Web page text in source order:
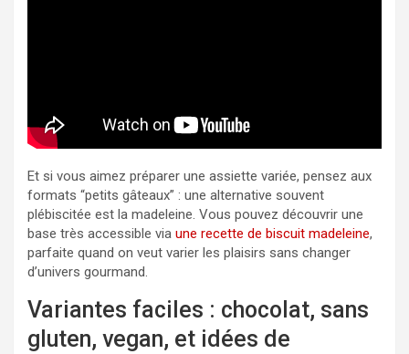
Et si vous aimez préparer une assiette variée, pensez aux
formats “petits gâteaux” : une alternative souvent
plébiscitée est la madeleine. Vous pouvez découvrir une
base très accessible via une recette de biscuit madeleine,
parfaite quand on veut varier les plaisirs sans changer
d’univers gourmand.
Variantes faciles : chocolat, sans
gluten, vegan, et idées de